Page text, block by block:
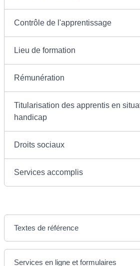
Contrôle de l'apprentissage
Lieu de formation
Rémunération
Titularisation des apprentis en
handicap
Droits sociaux
Services accomplis
Textes de référence
Services en ligne et formulaires